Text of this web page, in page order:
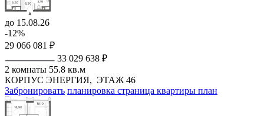
до 15.08.26
-12%
29 066 081 ₽
33 029 638 ₽
2 комнаты 55.8 кв.м
КОРПУС ЭНЕРГИЯ, ЭТАЖ 46
Забронировать планировка страница квартиры план